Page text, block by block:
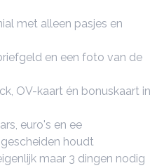
met alleen pasjes en
en een foto van de
OV-kaart én bonuskaart in
euro's en ee
houdt
maar 3 dingen nodig